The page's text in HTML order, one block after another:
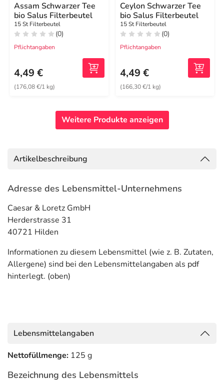
Assam Schwarzer Tee
bio Salus Filterbeutel
15 St Filterbeutel
(0)
Pflichtangaben
4,49 €
(176,08 €/1 kg)
Ceylon Schwarzer Tee
bio Salus Filterbeutel
15 St Filterbeutel
(0)
Pflichtangaben
4,49 €
(166,30 €/1 kg)
Weitere Produkte anzeigen
Artikelbeschreibung
Adresse des Lebensmittel-Unternehmens
Caesar & Loretz GmbH
Herderstrasse 31
40721 Hilden
Informationen zu diesem Lebensmittel (wie z. B. Zutaten,
Allergene) sind bei den Lebensmittelangaben als pdf
hinterlegt. (oben)
Lebensmittelangaben
Nettofüllmenge: 125 g
Bezeichnung des Lebensmittels